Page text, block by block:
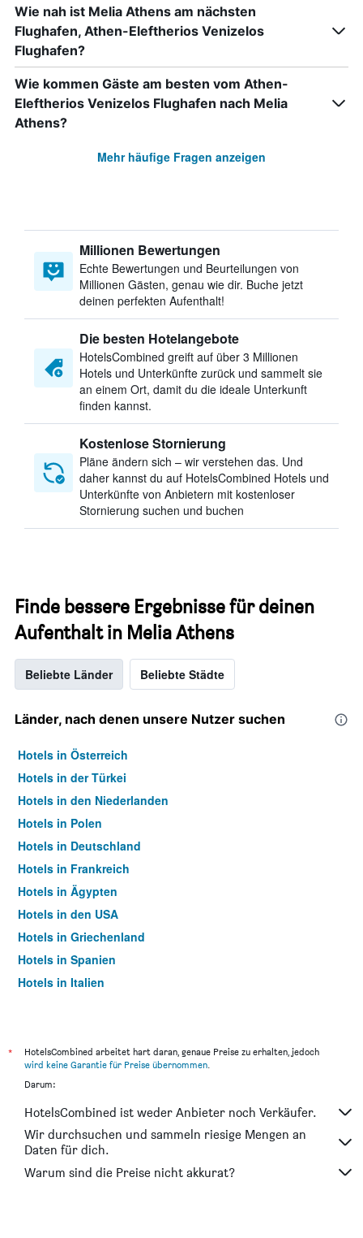
Wie nah ist Melia Athens am nächsten
Flughafen, Athen-Eleftherios Venizelos
Flughafen?
Wie kommen Gäste am besten vom Athen-
Eleftherios Venizelos Flughafen nach Melia
Athens?
Mehr häufige Fragen anzeigen
Millionen Bewertungen
Echte Bewertungen und Beurteilungen von
Millionen Gästen, genau wie dir. Buche jetzt
deinen perfekten Aufenthalt!
Die besten Hotelangebote
HotelsCombined greift auf über 3 Millionen
Hotels und Unterkünfte zurück und sammelt sie
an einem Ort, damit du die ideale Unterkunft
finden kannst.
Kostenlose Stornierung
Pläne ändern sich – wir verstehen das. Und
daher kannst du auf HotelsCombined Hotels und
Unterkünfte von Anbietern mit kostenloser
Stornierung suchen und buchen
Finde bessere Ergebnisse für deinen
Aufenthalt in Melia Athens
Beliebte Länder Beliebte Städte
Länder, nach denen unsere Nutzer suchen
Hotels in Österreich
Hotels in der Türkei
Hotels in den Niederlanden
Hotels in Polen
Hotels in Deutschland
Hotels in Frankreich
Hotels in Ägypten
Hotels in den USA
Hotels in Griechenland
Hotels in Spanien
Hotels in Italien
*
HotelsCombined arbeitet hart daran, genaue Preise zu erhalten, jedoch
wird keine Garantie für Preise übernommen.
Darum:
HotelsCombined ist weder Anbieter noch Verkäufer.
Wir durchsuchen und sammeln riesige Mengen an
Daten für dich.
Warum sind die Preise nicht akkurat?